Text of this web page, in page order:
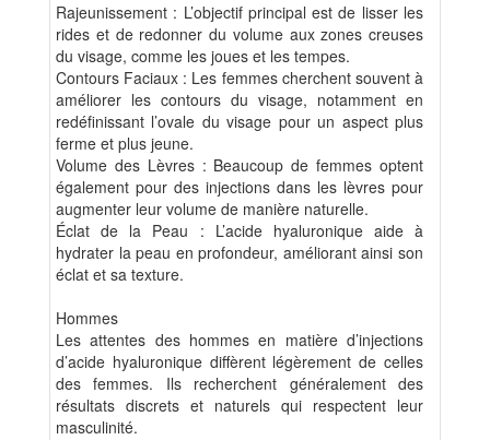
Rajeunissement : L’objectif principal est de lisser les
rides et de redonner du volume aux zones creuses
du visage, comme les joues et les tempes.
Contours Faciaux : Les femmes cherchent souvent à
améliorer les contours du visage, notamment en
redéfinissant l’ovale du visage pour un aspect plus
ferme et plus jeune.
Volume des Lèvres : Beaucoup de femmes optent
également pour des injections dans les lèvres pour
augmenter leur volume de manière naturelle.
Éclat de la Peau : L’acide hyaluronique aide à
hydrater la peau en profondeur, améliorant ainsi son
éclat et sa texture.
Hommes
Les attentes des hommes en matière d’injections
d’acide hyaluronique diffèrent légèrement de celles
des femmes. Ils recherchent généralement des
résultats discrets et naturels qui respectent leur
masculinité.